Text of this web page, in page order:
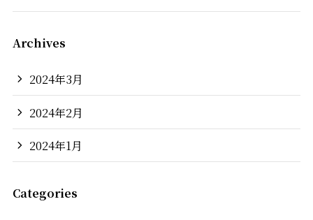
Archives
2024年3月
2024年2月
2024年1月
Categories